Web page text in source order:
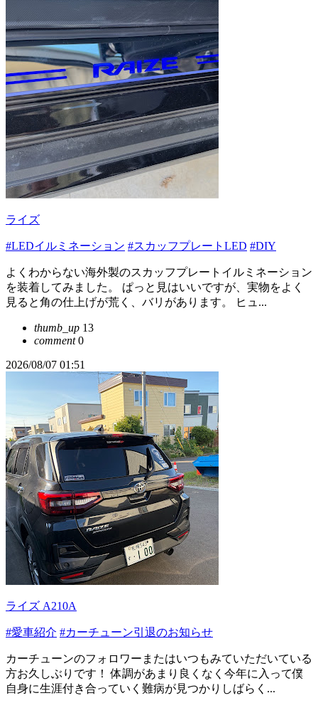
ライズ
#LEDイルミネーション #スカッフプレートLED #DIY
よくわからない海外製のスカッフプレートイルミネーション
を装着してみました。 ぱっと見はいいですが、実物をよく
見ると角の仕上げが荒く、バリがあります。 ヒュ...
thumb_up 13
comment0
2026/08/07 01:51
ライズ A210A
#愛車紹介 #カーチューン引退のお知らせ
カーチューンのフォロワーまたはいつもみていただいている
方お久しぶりです！ 体調があまり良くなく今年に入って僕
自身に生涯付き合っていく難病が見つかりしばらく...